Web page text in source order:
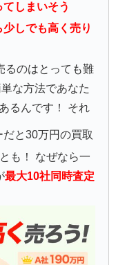
しまいそう
しでも高く売り
るのはとっても難
な方法であなた
るんです！ それ
だと30万円の買取
も！ なぜなら一
最大10社同時査定